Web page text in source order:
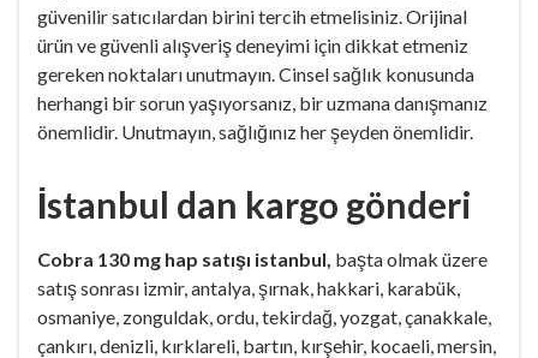
güvenilir satıcılardan birini tercih etmelisiniz. Orijinal
ürün ve güvenli alışveriş deneyimi için dikkat etmeniz
gereken noktaları unutmayın. Cinsel sağlık konusunda
herhangi bir sorun yaşıyorsanız, bir uzmana danışmanız
önemlidir. Unutmayın, sağlığınız her şeyden önemlidir.
İstanbul dan kargo gönderi
Cobra 130 mg hap satışı istanbul, başta olmak üzere
satış sonrası izmir, antalya, şırnak, hakkari, karabük,
osmaniye, zonguldak, ordu, tekirdağ, yozgat, çanakkale,
çankırı, denizli, kırklareli, bartın, kırşehir, kocaeli, mersin,